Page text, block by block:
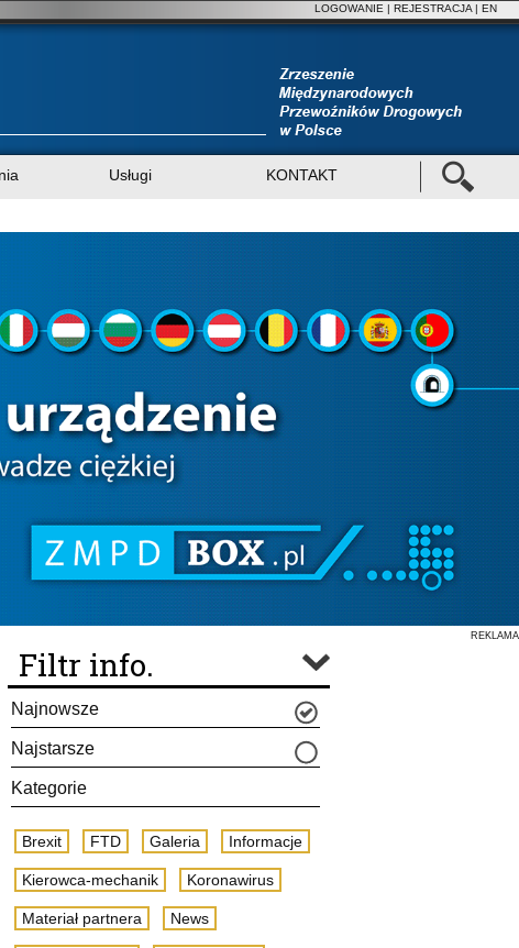
LOGOWANIE | REJESTRACJA | EN
Usługi KONTAKT
REKLAMA
Filtr info.
Najnowsze
Najstarsze
Kategorie
Brexit FTD Galeria Informacje
Kierowca-mechanik Koronawirus
Materiał partnera News